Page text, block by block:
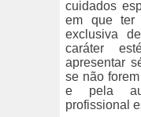
cuidados
em que ter
exclusiva
caráter
apresentar
se não
e pela
profissional